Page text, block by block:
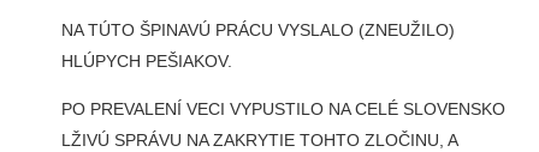
NA TÚTO ŠPINAVÚ PRÁCU VYSLALO (ZNEUŽILO)
HLÚPYCH PEŠIAKOV.
PO PREVALENÍ VECI VYPUSTILO NA CELÉ SLOVENSKO
LŽIVÚ SPRÁVU NA ZAKRYTIE TOHTO ZLOČINU, A